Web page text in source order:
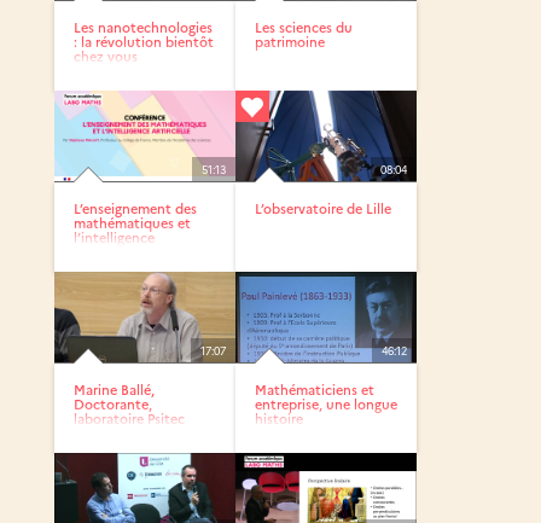
Les nanotechnologies
: la révolution bientôt
chez vous
Les sciences du
patrimoine
51:13
L’enseignement des
mathématiques et
l’intelligence
08:04
L’observatoire de Lille
17:07
Marine Ballé,
Doctorante,
laboratoire Psitec
46:12
Mathématiciens et
entreprise, une longue
histoire